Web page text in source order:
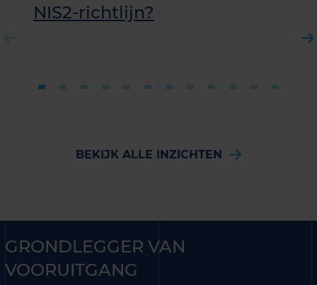
NIS2-richtlijn?
BEKIJK ALLE INZICHTEN
GRONDLEGGER VAN
VOORUITGANG